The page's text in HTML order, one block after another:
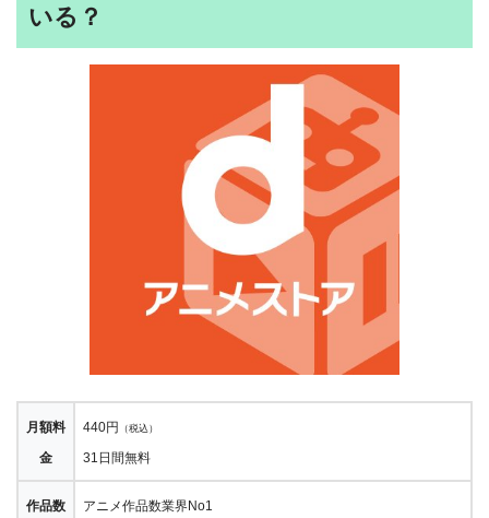
いる？
月額料
金
440円 （税込）
31日間無料
作品数 アニメ作品数業界No1